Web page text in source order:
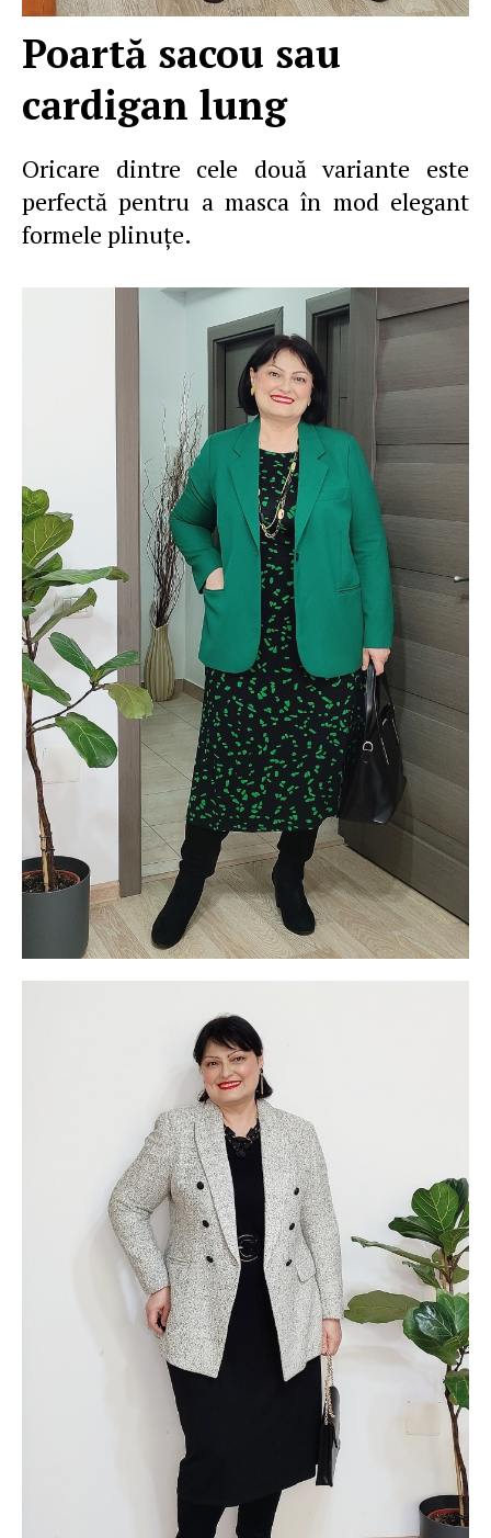
Poartă sacou sau
cardigan lung
Oricare dintre cele două variante este
perfectă pentru a masca în mod elegant
formele plinuţe.